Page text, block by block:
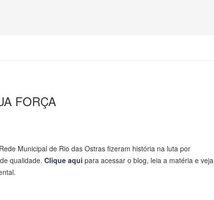
FORÇA
Municipal de Rio das Ostras fizeram história na luta por
qualidade. Clique aqui para acessar o blog, leia a matéria e veja